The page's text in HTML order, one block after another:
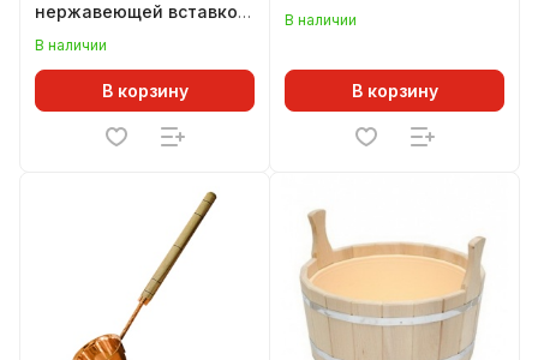
нержавеющей вставкой
ЛИПА Банные штучки
В наличии
В корзину
В наличии
В корзину